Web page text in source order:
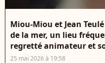
Miou-Miou et Jean
de la mer, un lieu
regretté animateur et
25 mai 2026 à 19:58